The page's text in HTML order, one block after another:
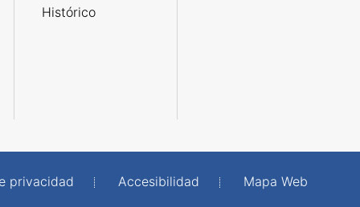
Histórico
privacidad Accesibilidad
Mapa Web